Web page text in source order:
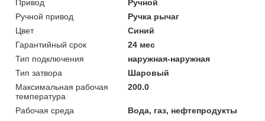
Привод
Ручной
Ручной привод
Ручка рычаг
Цвет
Синий
Гарантийный срок
24 мес
Тип подключения
наружная-наружная
Тип затвора
Шаровый
Максимальная рабочая
температура
200.0
Рабочая среда
Вода, газ, нефтепродукты